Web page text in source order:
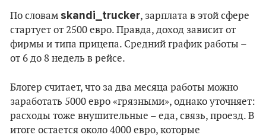
По словам skandi_trucker, зарплата в этой сфере
стартует от 2500 евро. Правда, доход зависит от
фирмы и типа прицепа. Средний график работы –
от 6 до 8 недель в рейсе.
Блогер считает, что за два месяца работы можно
заработать 5000 евро «грязными», однако уточняет:
расходы тоже внушительные – еда, связь, проезд. В
итоге остается около 4000 евро, которые